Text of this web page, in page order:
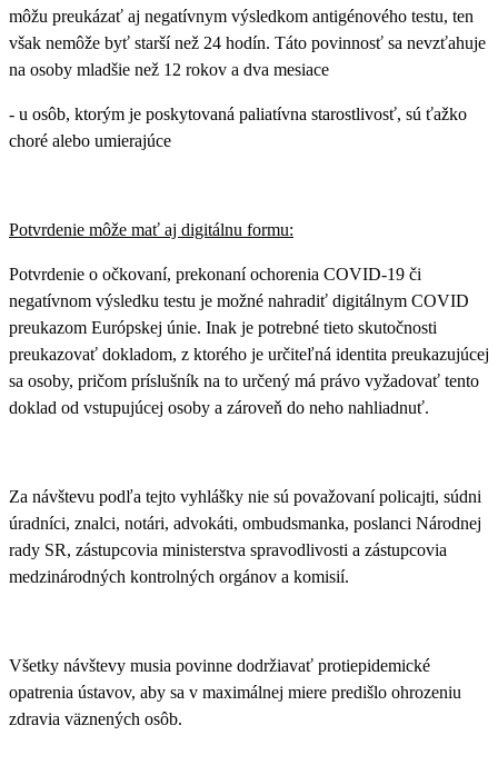
môžu preukázať aj negatívnym výsledkom antigénového testu, ten
však nemôže byť starší než 24 hodín. Táto povinnosť sa nevzťahuje
na osoby mladšie než 12 rokov a dva mesiace
- u osôb, ktorým je poskytovaná paliatívna starostlivosť, sú ťažko
choré alebo umierajúce
Potvrdenie môže mať aj digitálnu formu:
Potvrdenie o očkovaní, prekonaní ochorenia COVID-19 či
negatívnom výsledku testu je možné nahradiť digitálnym COVID
preukazom Európskej únie. Inak je potrebné tieto skutočnosti
preukazovať dokladom, z ktorého je určiteľná identita preukazujúcej
sa osoby, pričom príslušník na to určený má právo vyžadovať tento
doklad od vstupujúcej osoby a zároveň do neho nahliadnuť.
Za návštevu podľa tejto vyhlášky nie sú považovaní policajti, súdni
úradníci, znalci, notári, advokáti, ombudsmanka, poslanci Národnej
rady SR, zástupcovia ministerstva spravodlivosti a zástupcovia
medzinárodných kontrolných orgánov a komisií.
Všetky návštevy musia povinne dodržiavať protiepidemické
opatrenia ústavov, aby sa v maximálnej miere predišlo ohrozeniu
zdravia väznených osôb.